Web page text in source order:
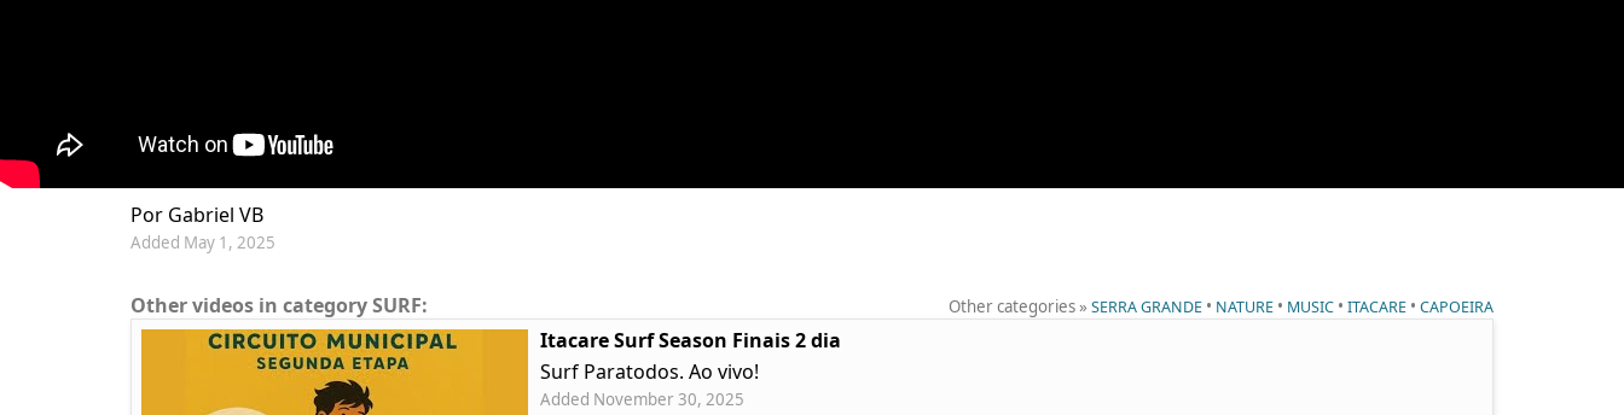
Por Gabriel VB
Added May 1, 2025
Other categories »SERRA GRANDE • NATURE • MUSIC •ITACARE •CAPOEIRA
Other videos in category SURF:
Itacare Surf Season Finais 2 dia
Surf Paratodos. Ao vivo!
Added November 30, 2025